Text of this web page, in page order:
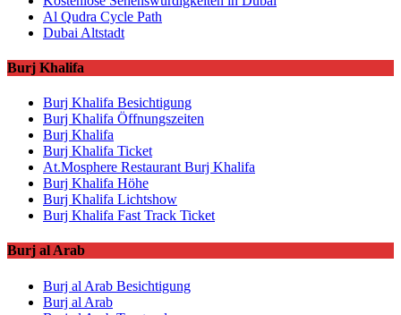
Al Qudra Cycle Path
Dubai Altstadt
Burj Khalifa
Burj Khalifa Besichtigung
Burj Khalifa Öffnungszeiten
Burj Khalifa
Burj Khalifa Ticket
At.Mosphere Restaurant Burj Khalifa
Burj Khalifa Höhe
Burj Khalifa Lichtshow
Burj Khalifa Fast Track Ticket
Burj al Arab
Burj al Arab Besichtigung
Burj al Arab